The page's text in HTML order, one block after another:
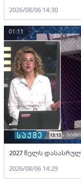
2026/08/06 14:30
2027 წელს
01:11
2026/08/06 14:29